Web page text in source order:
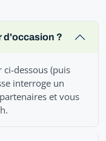
d'occasion ?
dessous (puis
interroge un
et vous